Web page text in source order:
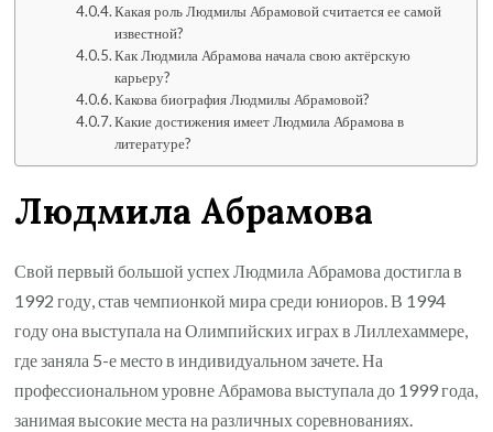
Какая роль Людмилы Абрамовой считается ее самой
известной?
Как Людмила Абрамова начала свою актёрскую
карьеру?
Какова биография Людмилы Абрамовой?
Какие достижения имеет Людмила Абрамова в
литературе?
Людмила Абрамова
Свой первый большой успех Людмила Абрамова достигла в
1992 году, став чемпионкой мира среди юниоров. В 1994
году она выступала на Олимпийских играх в Лиллехаммере,
где заняла 5-е место в индивидуальном зачете. На
профессиональном уровне Абрамова выступала до 1999 года,
занимая высокие места на различных соревнованиях.